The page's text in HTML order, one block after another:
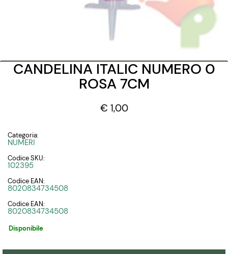
CANDELINA ITALIC NUMERO 0
ROSA 7CM
€ 1,00
Categoria:
NUMERI
Codice SKU:
102395
Codice EAN:
8020834734508
Codice EAN:
8020834734508
Disponibile